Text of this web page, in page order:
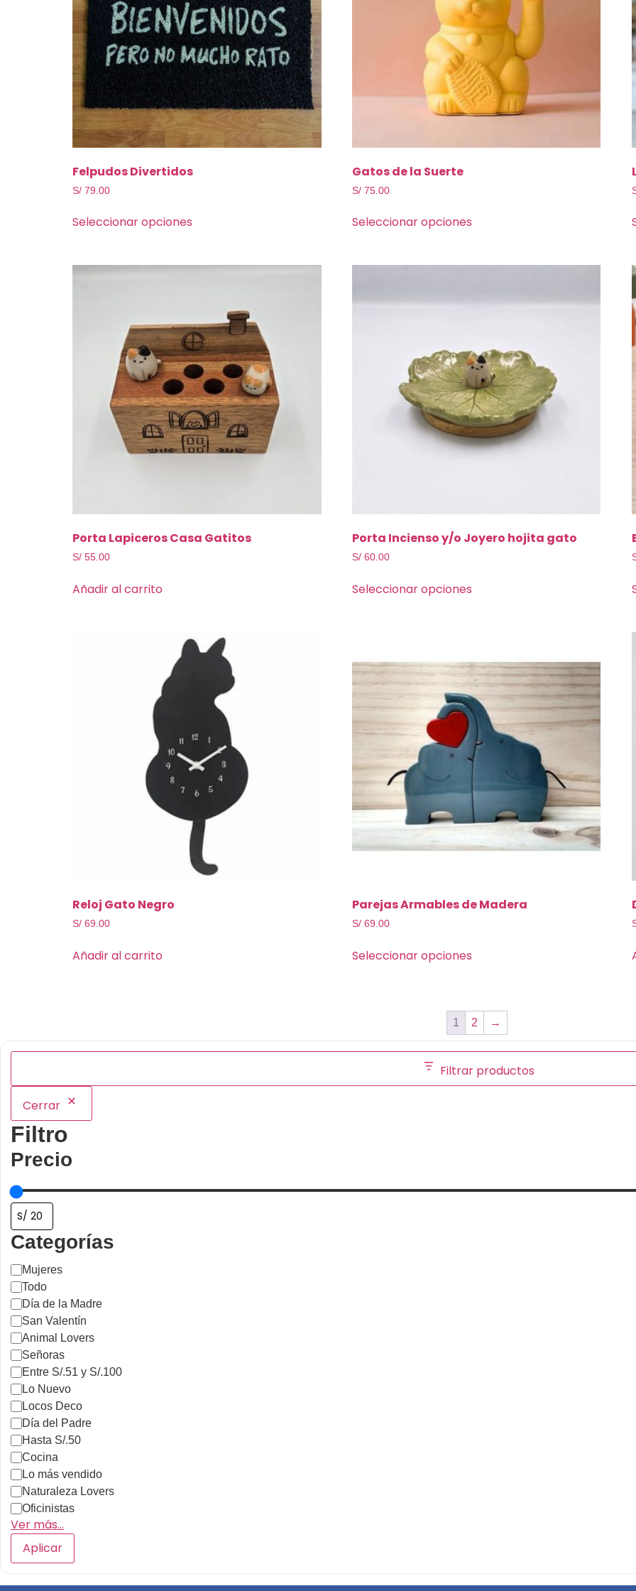
Felpudos Divertidos
S/ 79.00
Seleccionar opciones
Gatos de la Suerte
S/ 75.00
Seleccionar opciones
Porta Lapiceros Casa Gatitos
S/ 55.00
Añadir al carrito
Porta Incienso y/o Joyero hojita gato
S/ 60.00
Seleccionar opciones
Reloj Gato Negro
S/ 69.00
Añadir al carrito
Parejas Armables de Madera
S/ 69.00
Seleccionar opciones
1 2 →
Filtrar productos
Cerrar
Filtro
Precio
Categorías
Mujeres
Todo
Día de la Madre
San Valentín
Animal Lovers
Señoras
Entre S/.51 y S/.100
Lo Nuevo
Locos Deco
Día del Padre
Hasta S/.50
Cocina
Lo más vendido
Naturaleza Lovers
Oficinistas
Ver más…
Aplicar